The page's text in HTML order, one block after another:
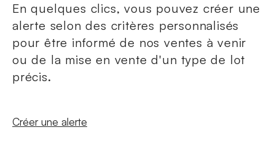
En quelques clics, vous pouvez créer une
alerte selon des critères personnalisés
pour être informé de nos ventes à venir
ou de la mise en vente d'un type de lot
précis.
Nouvelle fenêtre
Créer une alerte